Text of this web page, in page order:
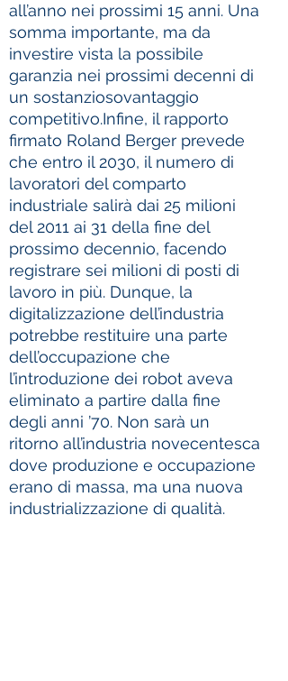
all’anno nei prossimi 15 anni. Una
somma importante, ma da
investire vista la possibile
garanzia nei prossimi decenni di
un sostanziosovantaggio
competitivo.Infine, il rapporto
firmato Roland Berger prevede
che entro il 2030, il numero di
lavoratori del comparto
industriale salirà dai 25 milioni
del 2011 ai 31 della fine del
prossimo decennio, facendo
registrare sei milioni di posti di
lavoro in più. Dunque, la
digitalizzazione dell’industria
potrebbe restituire una parte
dell’occupazione che
l’introduzione dei robot aveva
eliminato a partire dalla fine
degli anni ’70. Non sarà un
ritorno all’industria novecentesca
dove produzione e occupazione
erano di massa, ma una nuova
industrializzazione di qualità.